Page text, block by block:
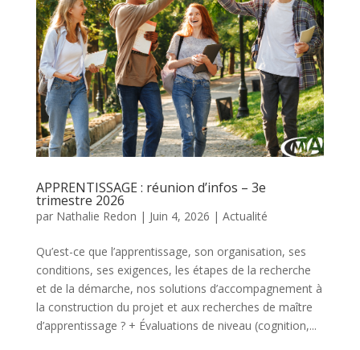
APPRENTISSAGE : réunion d’infos – 3e
trimestre 2026
par Nathalie Redon | Juin 4, 2026 | Actualité
Qu’est-ce que l’apprentissage, son organisation, ses
conditions, ses exigences, les étapes de la recherche
et de la démarche, nos solutions d’accompagnement à
la construction du projet et aux recherches de maître
d’apprentissage ? + Évaluations de niveau (cognition,...